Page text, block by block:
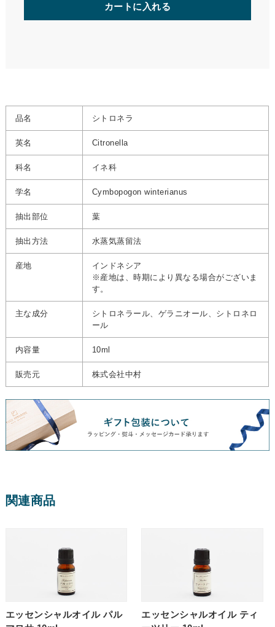
カートに入れる
品名 シトロネラ
英名 Citronella
科名 イネ科
学名 Cymbopogon winterianus
抽出部位 葉
抽出方法 水蒸気蒸留法
産地
インドネシア
※産地は、時期により異なる場合がございま
す。
主な成分
シトロネラール、ゲラニオール、シトロネロ
ール
内容量 10ml
販売元 株式会社中村
関連商品
エッセンシャルオイル パル
エッセンシャルオイル ティ